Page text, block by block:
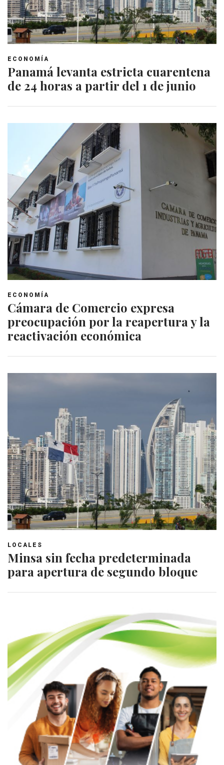
ECONOMÍA
Panamá levanta estricta cuarentena
de 24 horas a partir del 1 de junio
ECONOMÍA
Cámara de Comercio expresa
preocupación por la reapertura y la
reactivación económica
LOCALES
Minsa sin fecha predeterminada
para apertura de segundo bloque